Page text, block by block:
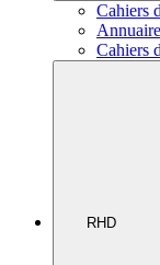
Cahiers
Cahiers
RHD